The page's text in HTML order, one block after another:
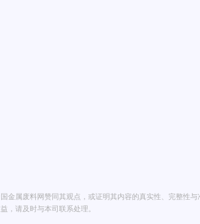
属废料网赞同其观点，或证明其内容的真实性、完整性
，请及时与本司联系处理。